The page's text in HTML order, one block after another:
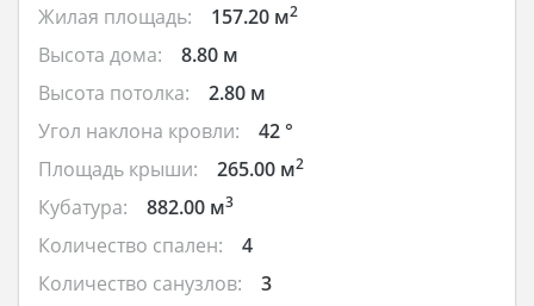
Жилая площадь: 157.20 м2
Высота дома:
8.80 м
Высота потолка:
2.80 м
Угол наклона кровли:
42 °
Площадь крыши:
265.00 м2
Кубатура: 882.00 м3
Количество спален:
4
Количество санузлов:
3